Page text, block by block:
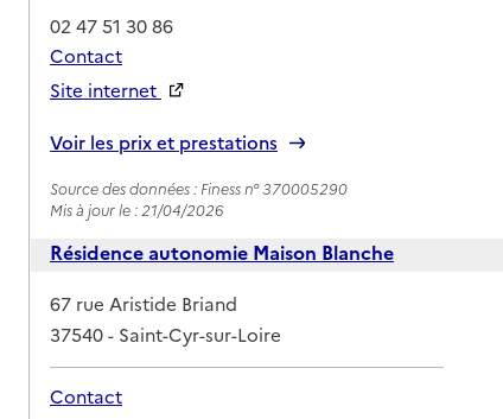
02 47 51 30 86
Contact
Site internet
Voir les prix et prestations
Source des données : Finess n° 370005290
Mis à jour le : 21/04/2026
Résidence autonomie Maison Blanche
Adresse
67 rue Aristide Briand
37540- Saint-Cyr-sur-Loire
Contact